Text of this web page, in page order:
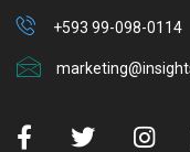
+593 99-098-0114